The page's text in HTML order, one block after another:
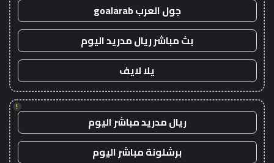
جول العرب goalarab
بث مباشر ريال مدريد اليوم
يلا لايف
!
ريال مدريد مباشر اليوم
برشلونة مباشر اليوم